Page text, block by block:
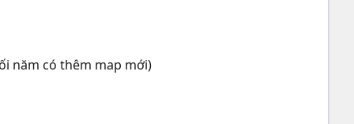
năm có thêm map mới)